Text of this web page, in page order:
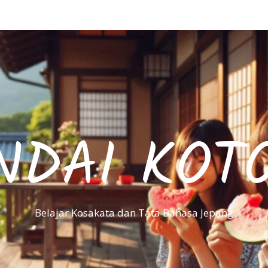
Belajar Kosakata dan Tata Bahasa Jepang